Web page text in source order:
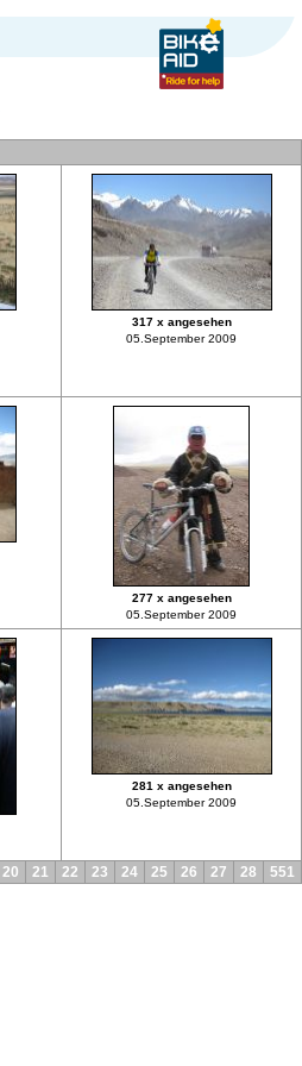
317 x angesehen
05.September 2009
277 x angesehen
05.September 2009
281 x angesehen
05.September 2009
20 21 22 23 24 25 26 27 28 551